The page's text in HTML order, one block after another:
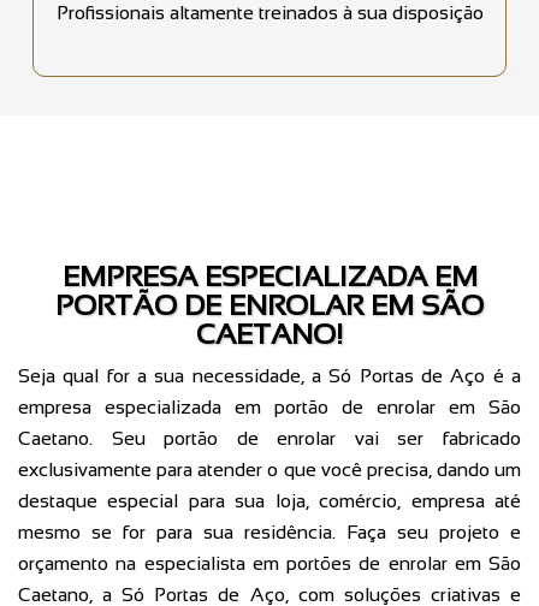
Profissionais altamente treinados à sua disposição
EMPRESA ESPECIALIZADA EM
PORTÃO DE ENROLAR EM SÃO
CAETANO!
Seja qual for a sua necessidade, a Só Portas de Aço é a
empresa especializada em portão de enrolar em São
Caetano. Seu portão de enrolar vai ser fabricado
exclusivamente para atender o que você precisa, dando um
destaque especial para sua loja, comércio, empresa até
mesmo se for para sua residência. Faça seu projeto e
orçamento na especialista em portões de enrolar em São
Caetano, a Só Portas de Aço, com soluções criativas e